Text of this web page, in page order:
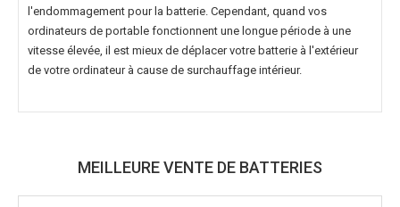
l'endommagement pour la batterie. Cependant, quand vos
ordinateurs de portable fonctionnent une longue période à une
vitesse élevée, il est mieux de déplacer votre batterie à l'extérieur
de votre ordinateur à cause de surchauffage intérieur.
MEILLEURE VENTE DE BATTERIES